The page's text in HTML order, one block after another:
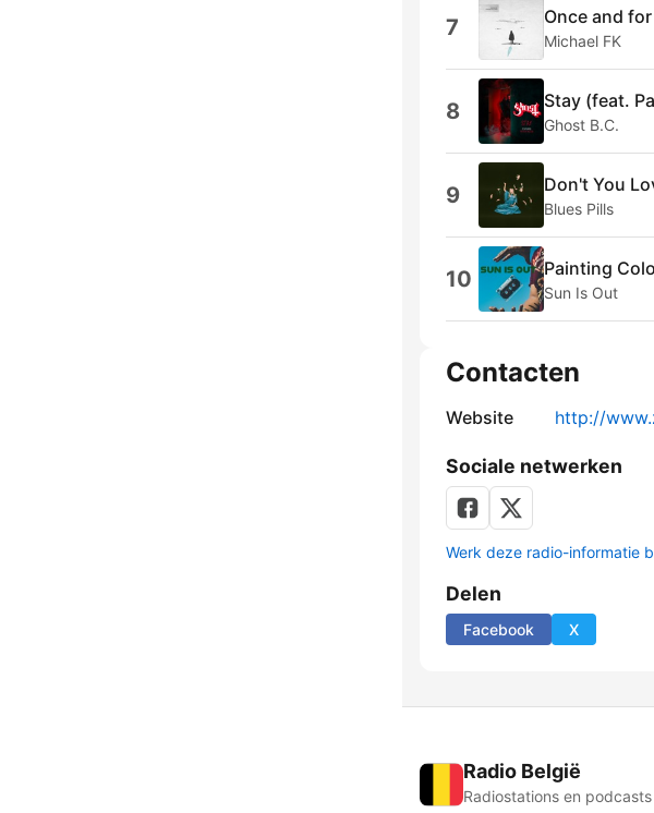
7 Once and
Michael FK
8 Stay (feat.
Ghost B.C.
9 Don't You
Blues Pills
10 Painting
Sun Is Out
Contacten
Website http://
Sociale netwerken
Werk deze radio-informatie
Delen
Facebook X
Radio België
Radiostations en podcasts